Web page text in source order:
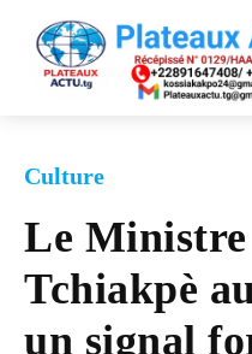
Culture
Le Ministre
Tchiakpè
un signal